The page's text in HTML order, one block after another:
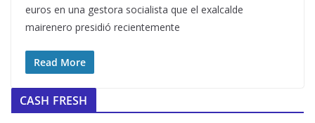
euros en una gestora socialista que el exalcalde
mairenero presidió recientemente
Read More
CASH FRESH